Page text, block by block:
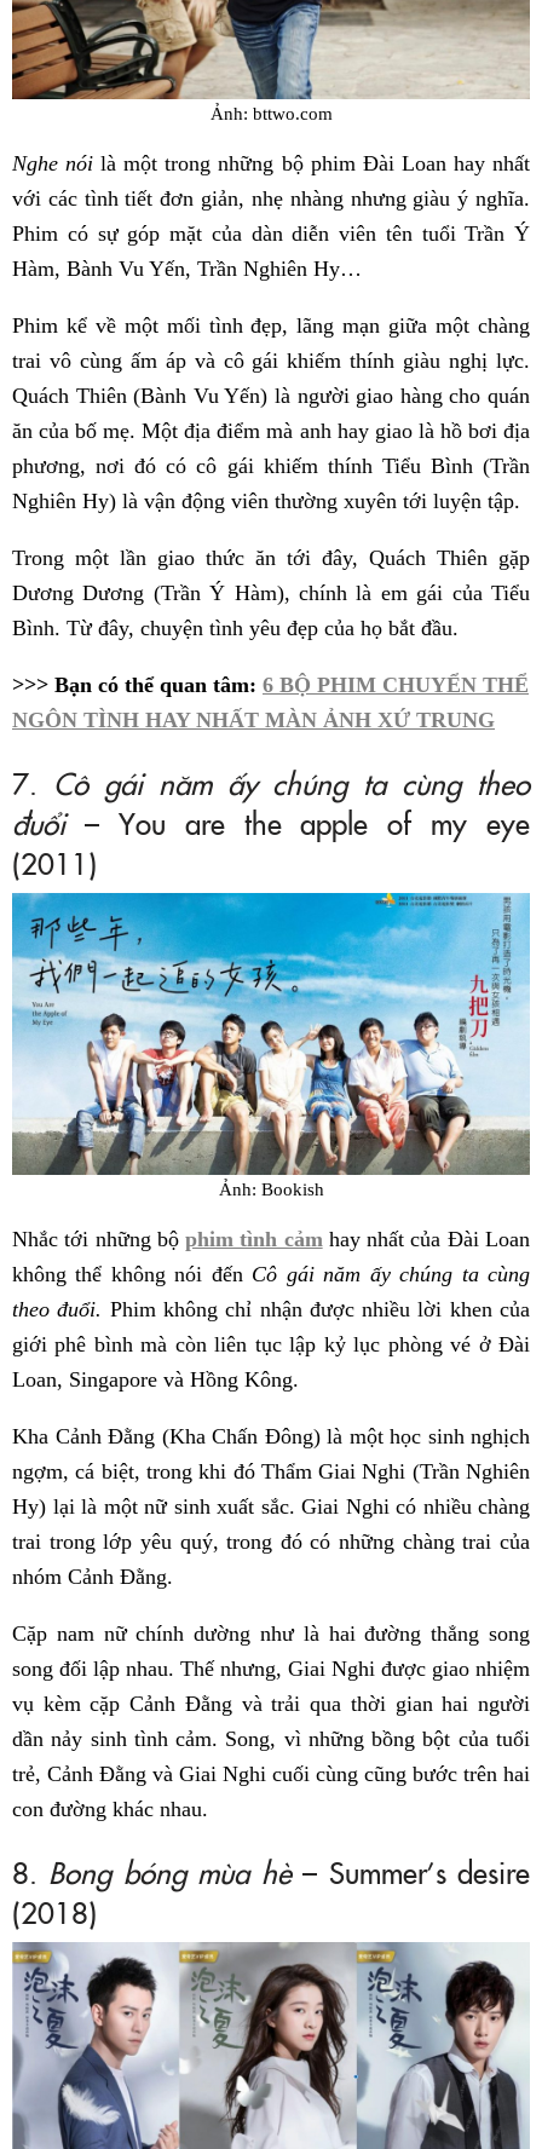
Ảnh: bttwo.com
Nghe nói là một trong những bộ phim Đài Loan hay nhất
với các tình tiết đơn giản, nhẹ nhàng nhưng giàu ý nghĩa.
Phim có sự góp mặt của dàn diễn viên tên tuổi Trần Ý
Hàm, Bành Vu Yến, Trần Nghiên Hy…
Phim kể về một mối tình đẹp, lãng mạn giữa một chàng
trai vô cùng ấm áp và cô gái khiếm thính giàu nghị lực.
Quách Thiên (Bành Vu Yến) là người giao hàng cho quán
ăn của bố mẹ. Một địa điểm mà anh hay giao là hồ bơi địa
phương, nơi đó có cô gái khiếm thính Tiểu Bình (Trần
Nghiên Hy) là vận động viên thường xuyên tới luyện tập.
Trong một lần giao thức ăn tới đây, Quách Thiên gặp
Dương Dương (Trần Ý Hàm), chính là em gái của Tiểu
Bình. Từ đây, chuyện tình yêu đẹp của họ bắt đầu.
>>> Bạn có thể quan tâm: 6 BỘ PHIM CHUYỂN THỂ
NGÔN TÌNH HAY NHẤT MÀN ẢNH XỨ TRUNG
7. Cô gái năm ấy chúng ta cùng theo
đuổi– You are the apple of my eye
(2011)
Ảnh: Bookish
Nhắc tới những bộphim tình cảmhay nhất của Đài Loan
không thể không nói đến Cô gái năm ấy chúng ta cùng
theo đuổi. Phim không chỉ nhận được nhiều lời khen của
giới phê bình mà còn liên tục lập kỷ lục phòng vé ở Đài
Loan, Singapore và Hồng Kông.
Kha Cảnh Đằng (Kha Chấn Đông) là một học sinh nghịch
ngợm, cá biệt, trong khi đó Thẩm Giai Nghi (Trần Nghiên
Hy) lại là một nữ sinh xuất sắc. Giai Nghi có nhiều chàng
trai trong lớp yêu quý, trong đó có những chàng trai của
nhóm Cảnh Đằng.
Cặp nam nữ chính dường như là hai đường thẳng song
song đối lập nhau. Thế nhưng, Giai Nghi được giao nhiệm
vụ kèm cặp Cảnh Đằng và trải qua thời gian hai người
dần nảy sinh tình cảm. Song, vì những bồng bột của tuổi
trẻ, Cảnh Đằng và Giai Nghi cuối cùng cũng bước trên hai
con đường khác nhau.
8. Bong bóng mùa hè– Summer’s desire
(2018)